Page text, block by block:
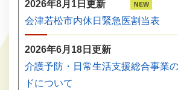
2026年8月1日更新
会津若松市内休日緊急医割当表
2026年6月18日更新
介護予防・日常生活支援総合事業
ドについて